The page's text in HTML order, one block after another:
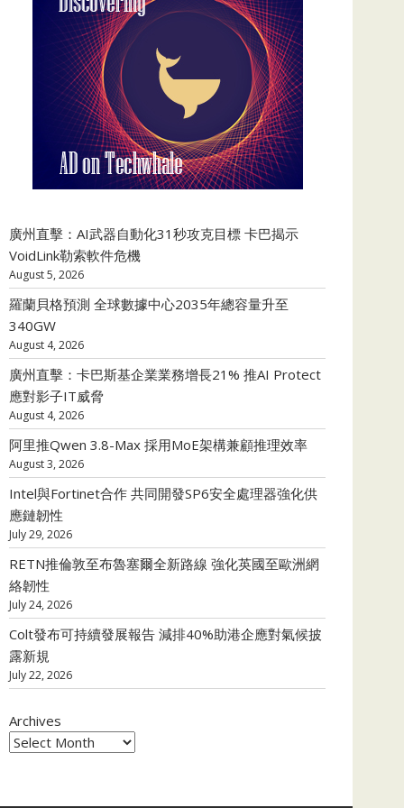
廣州直擊：AI武器自動化31秒攻克目標 卡巴揭示
VoidLink勒索軟件危機
August 5, 2026
羅蘭貝格預測 全球數據中心2035年總容量升至
340GW
August 4, 2026
廣州直擊：卡巴斯基企業業務增長21% 推AI Protect
應對影子IT威脅
August 4, 2026
阿里推Qwen 3.8-Max 採用MoE架構兼顧推理效率
August 3, 2026
Intel與Fortinet合作 共同開發SP6安全處理器強化供
應鏈韌性
July 29, 2026
RETN推倫敦至布魯塞爾全新路線 強化英國至歐洲網
絡韌性
July 24, 2026
Colt發布可持續發展報告 減排40%助港企應對氣候披
露新規
July 22, 2026
Archives